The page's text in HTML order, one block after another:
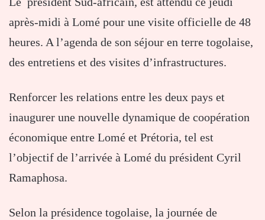
après-midi à Lomé pour une visite officielle de 48
heures. A l’agenda de son séjour en terre togolaise,
des entretiens et des visites d’infrastructures.
Renforcer les relations entre les deux pays et
inaugurer une nouvelle dynamique de coopération
économique entre Lomé et Prétoria, tel est
l’objectif de l’arrivée à Lomé du président Cyril
Ramaphosa.
Selon la présidence togolaise, la journée de